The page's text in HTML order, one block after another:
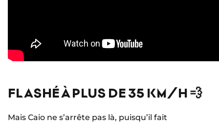
FLASHÉ À PLUS DE 35 KM/H 💨
Mais Caio ne s’arrête pas là, puisqu’il fait